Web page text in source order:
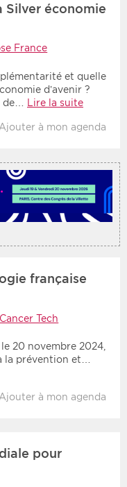
Silver économie
France
et quelle
d’avenir ?
de…
Lire la suite
Ajouter à mon agenda
française
Tech
20 novembre 2024​,
la prévention et…
à mon agenda
pour